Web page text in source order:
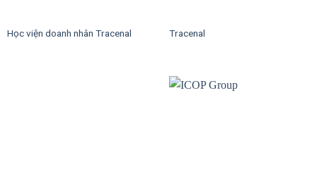
Học viện doanh nhân Tracenal Tracenal